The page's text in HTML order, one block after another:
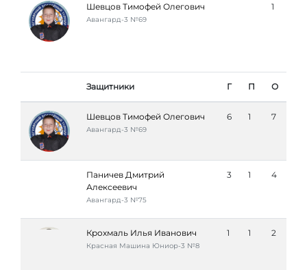
Шевцов Тимофей Олегович
Авангард-3 №69
1
Защитники Г П О
Шевцов Тимофей Олегович
Авангард-3 №69
6 1 7
Паничев Дмитрий
Алексеевич
Авангард-3 №75
3 1 4
Крохмаль Илья Иванович
Красная Машина Юниор-3 №8
1 1 2